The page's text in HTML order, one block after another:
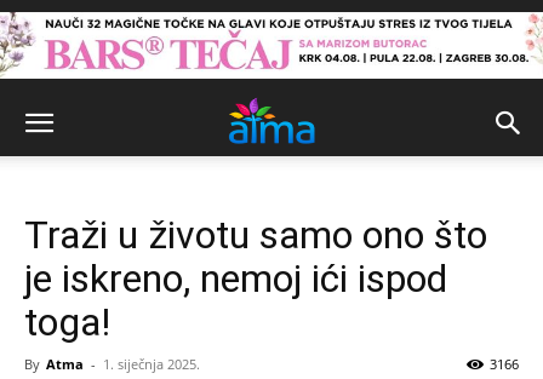
Traži u životu samo ono što
je iskreno, nemoj ići ispod
toga!
By Atma - 1. siječnja 2025. 3166